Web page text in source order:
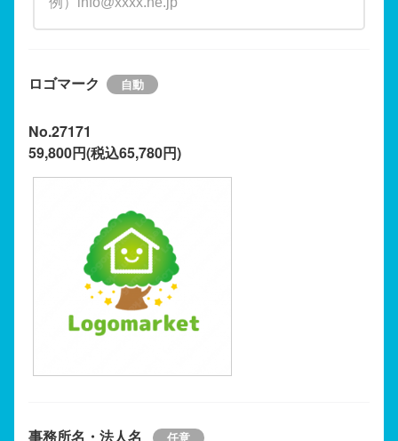
ロゴマーク
No.27171
59,800円(税込65,780円)
事務所名・法人名